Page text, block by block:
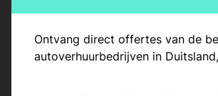
Ontvang direct offertes van de
autoverhuurbedrijven in